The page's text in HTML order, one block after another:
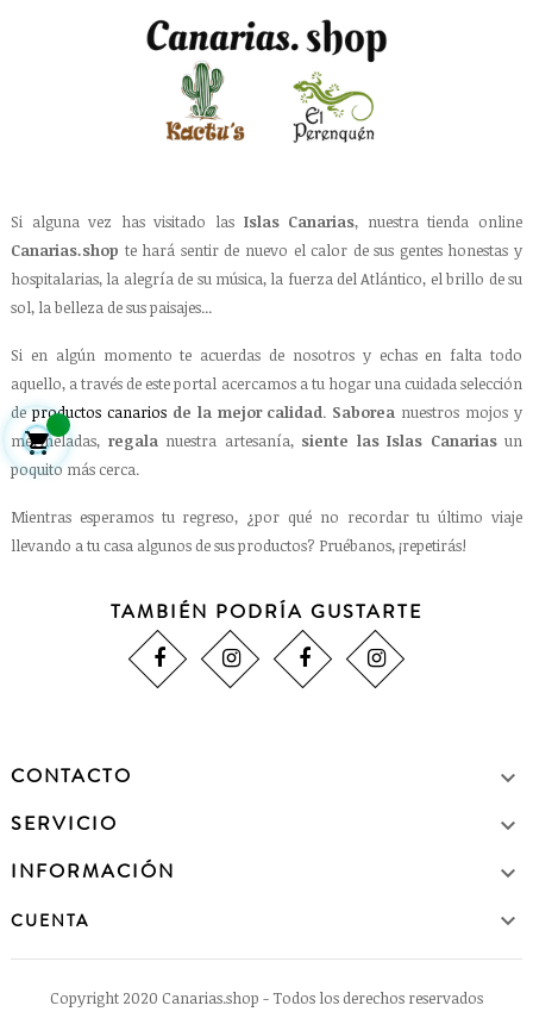
Si alguna vez has visitado las Islas Canarias, nuestra tienda online
Canarias.shop te hará sentir de nuevo el calor de sus gentes honestas y
hospitalarias, la alegría de su música, la fuerza del Atlántico, el brillo de su
sol, la belleza de sus paisajes...
Si en algún momento te acuerdas de nosotros y echas en falta todo
aquello, a través de este portal acercamos a tu hogar una cuidada selección
deproductos canariosde la mejor calidad. Saborea nuestros mojos y
mermeladas, regalanuestra artesanía, siente las Islas Canariasun
poquito más cerca.
Mientras esperamos tu regreso, ¿por qué no recordar tu último viaje
llevando a tu casa algunos de sus productos? Pruébanos, ¡repetirás!
TAMBIÉN PODRÍA GUSTARTE
CONTACTO 
SERVICIO 
INFORMACIÓN 
CUENTA 
Copyright 2020 Canarias.shop - Todos los derechos reservados
